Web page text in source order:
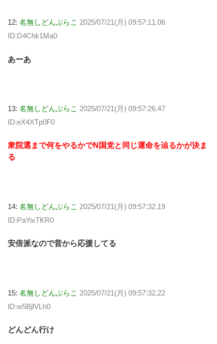
12: 名無しどんぶらこ 2025/07/21(月) 09:57:11.06
ID:D4Chk1Ma0
あーあ
13: 名無しどんぶらこ 2025/07/21(月) 09:57:26.47
ID:eX4XTp0F0
衆院選まで何をやるかでN国党と同じ運命を辿るかが決ま
る
14: 名無しどんぶらこ 2025/07/21(月) 09:57:32.19
ID:PaYixTKR0
安倍派なので昔から応援してる
15: 名無しどんぶらこ 2025/07/21(月) 09:57:32.22
ID:w5BjlVLh0
どんどん行け